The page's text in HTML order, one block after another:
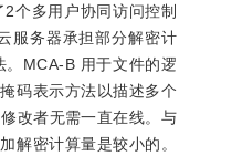
个多用户协同访问控制
服务器承担部分解密计
MCA-B 用于文件的逻
码表示方法以描述多个
改者无需一直在线。与
解密计算量是较小的。